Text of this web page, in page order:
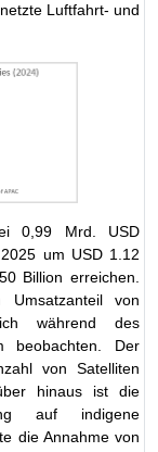
Luftfahrt- und
0,99 Mrd. USD
um USD 1.12
Billion erreichen.
von
während des
beobachten. Der
von Satelliten
hinaus ist die
auf indigene
die Annahme von